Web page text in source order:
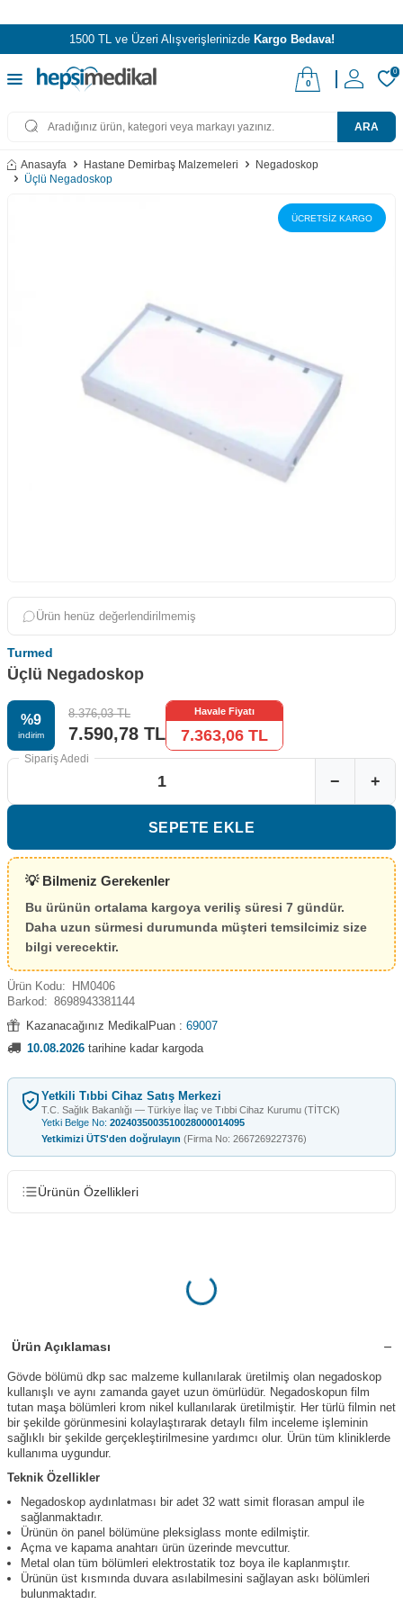
1500 TL ve Üzeri Alışverişlerinizde Kargo Bedava!
ARA
0
0
Anasayfa Hastane Demirbaş Malzemeleri
Negadoskop
Üçlü Negadoskop
ÜCRETSİZ KARGO
Ürün henüz değerlendirilmemiş
Turmed
Üçlü Negadoskop
%9
i̇ndirim
8.376,03TL
7.590,78 TL
Havale Fiyatı
7.363,06 TL
Sipariş Adedi
− +
SEPETE EKLE
💡 Bilmeniz Gerekenler
Bu ürünün ortalama kargoya veriliş süresi 7 gündür.
Daha uzun sürmesi durumunda müşteri temsilcimiz size
bilgi verecektir.
Ürün Kodu:
HM0406
Barkod: 8698943381144
Kazanacağınız MedikalPuan : 69007
10.08.2026 tarihine kadar kargoda
Yetkili Tıbbi Cihaz Satış Merkezi
T.C. Sağlık Bakanlığı — Türkiye İlaç ve Tıbbi Cihaz Kurumu (TİTCK)
Yetki Belge No: 2024035003510028000014095
Yetkimizi ÜTS'den doğrulayın (Firma No: 2667269227376)
Ürünün Özellikleri
Ürün Açıklaması
Gövde bölümü dkp sac malzeme kullanılarak üretilmiş olan negadoskop
kullanışlı ve aynı zamanda gayet uzun ömürlüdür. Negadoskopun film
tutan maşa bölümleri krom nikel kullanılarak üretilmiştir. Her türlü filmin net
bir şekilde görünmesini kolaylaştırarak detaylı film inceleme işleminin
sağlıklı bir şekilde gerçekleştirilmesine yardımcı olur. Ürün tüm kliniklerde
kullanıma uygundur.
Teknik Özellikler
Negadoskop aydınlatması bir adet 32 watt simit florasan ampul ile
sağlanmaktadır.
Ürünün ön panel bölümüne pleksiglass monte edilmiştir.
Açma ve kapama anahtarı ürün üzerinde mevcuttur.
Metal olan tüm bölümleri elektrostatik toz boya ile kaplanmıştır.
Ürünün üst kısmında duvara asılabilmesini sağlayan askı bölümleri
bulunmaktadır.